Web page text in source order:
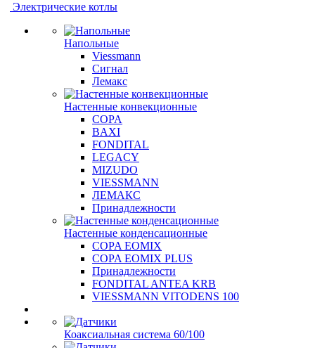
Электрические котлы
Напольные
Viessmann
Сигнал
Лемакс
Настенные конвекционные
COPA
BAXI
FONDITAL
LEGACY
MIZUDO
VIESSMANN
ЛЕМАКС
Принадлежности
Настенные конденсационные
COPA EOMIX
COPA EOMIX PLUS
Принадлежности
FONDITAL ANTEA KRB
VIESSMANN VITODENS 100
Коаксиальная система 60/100